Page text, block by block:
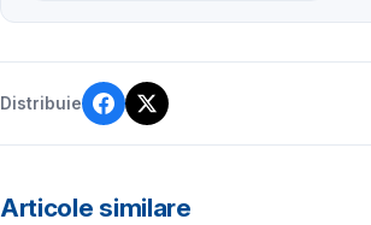
Distribuie
Articole similare